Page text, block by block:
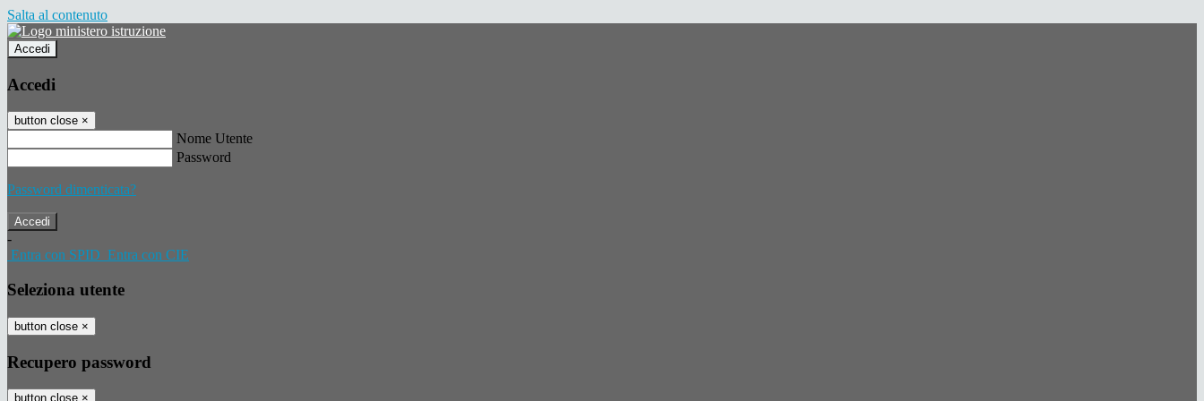
Salta al contenuto
Accedi
Accedi
button close ×
Nome Utente
Password
Password dimenticata?
-
Entra con SPID Entra con CIE
Seleziona utente
button close ×
Recupero password
button close ×